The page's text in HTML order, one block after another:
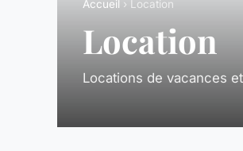
Accueil › Location
Location
Locations de vacances